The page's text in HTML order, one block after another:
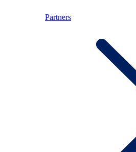
Partners